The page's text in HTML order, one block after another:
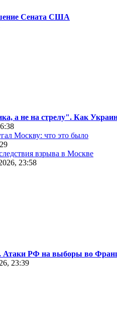
Сената США
а не на стрелу". Как
Москву: что это было
взрыва в Москве
23:58
Атаки РФ на выборы во
23:39